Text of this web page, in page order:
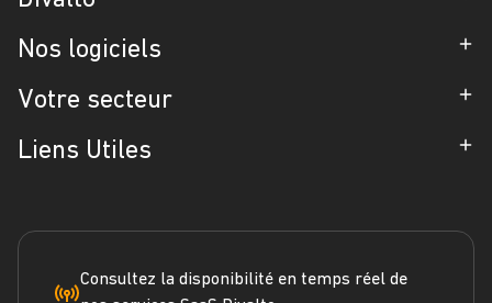
Entreprise
Partenaires
Blog
Engagement RSE
Nos logiciels
ERP
CRM
Votre secteur
Industrie
Liens Utiles
Marketplace
Consultez la disponibilité en temps réel de